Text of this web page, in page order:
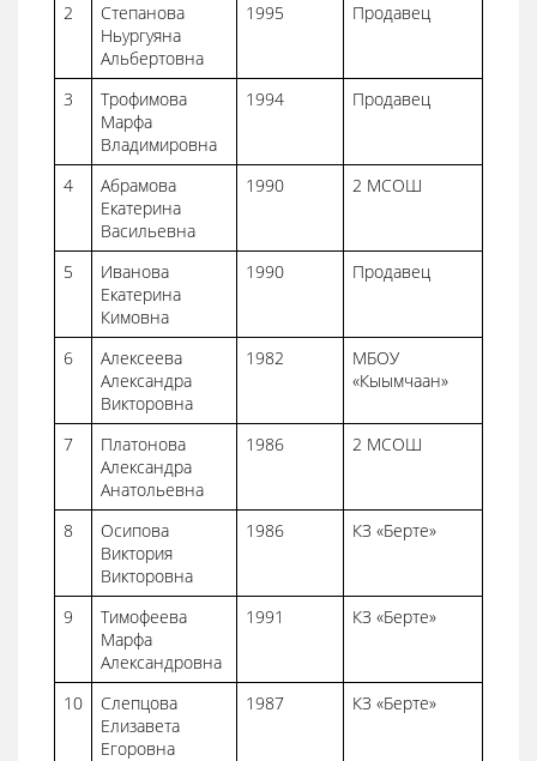
2
Степанова
Ньургуяна
Альбертовна
1995 Продавец
3
Трофимова
Марфа
Владимировна
1994 Продавец
4
Абрамова
Екатерина
Васильевна
1990 2 МСОШ
5
Иванова
Екатерина
Кимовна
1990 Продавец
6
Алексеева
Александра
Викторовна
1982
МБОУ
«Кыымчаан»
7
Платонова
Александра
Анатольевна
1986 2 МСОШ
8
Осипова
Виктория
Викторовна
1986 КЗ «Берте»
9
Тимофеева
Марфа
Александровна
1991 КЗ «Берте»
10
Слепцова
Елизавета
Егоровна
1987 КЗ «Берте»